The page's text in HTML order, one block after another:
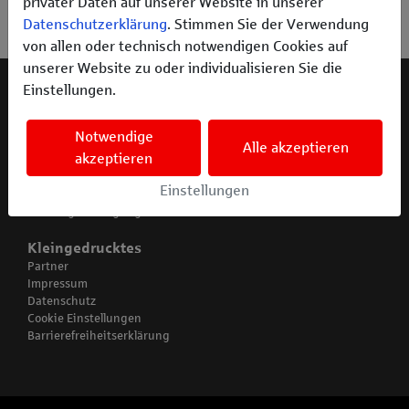
Datenschutzerklärung. Stimmen Sie der Verwendung
von allen oder technisch notwendigen Cookies auf
unserer Website zu oder individualisieren Sie die
Einstellungen.
Notwendige
akzeptieren
Alle akzeptieren
Einstellungen
Projekte entdecken
Erfolgreiche Projekte
Fragen und Antworten
Häufig gestellte Fragen / FAQ’s
Kleingedrucktes
Partner
Impressum
Datenschutz
Cookie Einstellungen
Barrierefreiheitserklärung